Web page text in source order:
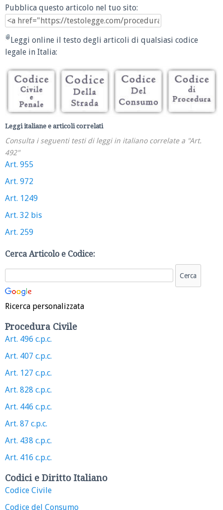
Pubblica questo articolo nel tuo sito:
Leggi online il testo degli articoli di qualsiasi codice
legale in Italia:
Leggi italiane e articoli correlati
Consulta i seguenti testi di leggi in italiano correlate a "Art.
492"
Art. 955
Art. 972
Art. 1249
Art. 32 bis
Art. 259
Cerca Articolo e Codice:
Ricerca personalizzata
Procedura Civile
Art. 496 c.p.c.
Art. 407 c.p.c.
Art. 127 c.p.c.
Art. 828 c.p.c.
Art. 446 c.p.c.
Art. 87 c.p.c.
Art. 438 c.p.c.
Art. 416 c.p.c.
Codici e Diritto Italiano
Codice Civile
Codice del Consumo